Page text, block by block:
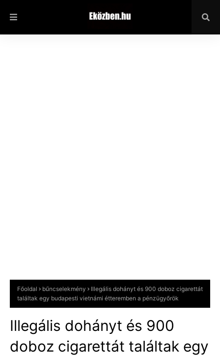
Főoldal bűncselekmény
Illegális dohányt és 900 doboz cigarettát
találtak egy budapesti vietnámi étteremben a pénzügyőrök
Illegális dohányt és 900
doboz cigarettát találtak egy